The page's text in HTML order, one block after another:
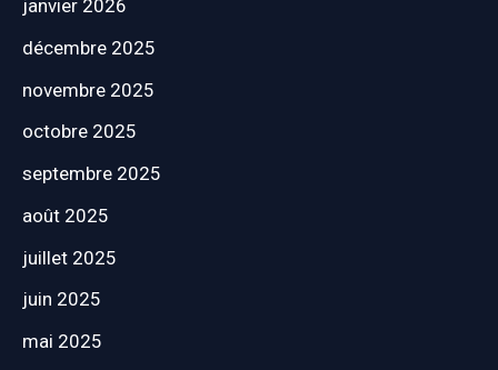
janvier 2026
décembre 2025
novembre 2025
octobre 2025
septembre 2025
août 2025
juillet 2025
juin 2025
mai 2025